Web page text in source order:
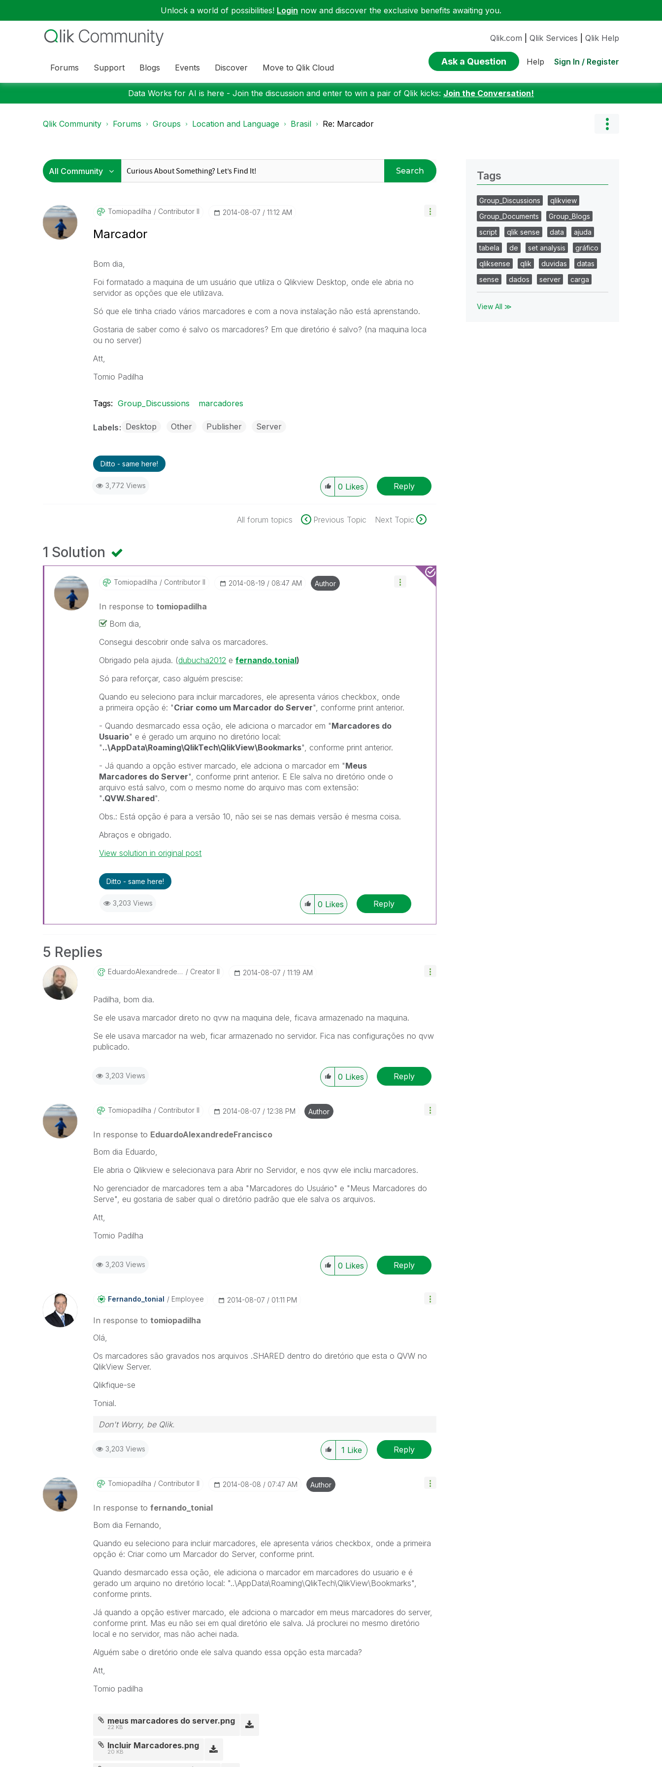
Unlock a world of possibilities! Login now and discover the exclusive benefits awaiting you.
Forums Support Blogs Events Discover Move to Qlik Cloud
Qlik.com Qlik Services Qlik Help
Ask a Question Help Sign In / Register
Data Works for AI is here - Join the discussion and enter to win a pair of Qlik kicks: Join the Conversation!
Qlik Community Forums Groups Location and Language Brasil Re: Marcador
Search
Tomiopadilha Contributor II ‎2014-08-07 11:12 AM
Marcador
Bom dia,
Foi formatado a maquina de um usuário que utiliza o Qlikview Desktop, onde ele abria no
servidor as opções que ele utilizava.
Só que ele tinha criado vários marcadores e com a nova instalação não está aprenstando.
Gostaria de saber como é salvo os marcadores? Em que diretório é salvo? (na maquina loca
ou no server)
Att,
Tomio Padilha
Tags: Group_Discussions marcadores
Labels Desktop Other Publisher Server
Ditto - same here!
3,772 Views 0 Likes Reply
All forum topics Previous Topic Next Topic
1 Solution
Tomiopadilha Contributor II ‎2014-08-19 08:47 AM Author
In response totomiopadilha
Bom dia,
Consegui descobrir onde salva os marcadores.
Obrigado pela ajuda. (dubucha2012 efernando.tonial)
Só para reforçar, caso alguém prescise:
Quando eu seleciono para incluir marcadores, ele apresenta vários checkbox, onde
a primeira opção é: "Criar como um Marcador do Server", conforme print anterior.
- Quando desmarcado essa oção, ele adiciona o marcador em "Marcadores do
Usuario" e é gerado um arquino no diretório local:
"..\AppData\Roaming\QlikTech\QlikView\Bookmarks", conforme print anterior.
- Já quando a opção estiver marcado, ele adciona o marcador em "Meus
Marcadores do Server", conforme print anterior. E Ele salva no diretório onde o
arquivo está salvo, com o mesmo nome do arquivo mas com extensão:
".QVW.Shared".
Obs.: Está opção é para a versão 10, não sei se nas demais versão é mesma coisa.
Abraços e obrigado.
View solution in original post
Ditto - same here!
3,203 Views 0 Likes Reply
5 Replies
EduardoAlexandrEdeFrancisco Creator II ‎2014-08-07 11:19 AM
Padilha, bom dia.
Se ele usava marcador direto no qvw na maquina dele, ficava armazenado na maquina.
Se ele usava marcador na web, ficar armazenado no servidor. Fica nas configurações no qvw
publicado.
3,203 Views 0 Likes Reply
Tomiopadilha Contributor II ‎2014-08-07 12:38 PM Author
In response to EduardoAlexandredeFrancisco
Bom dia Eduardo,
Ele abria o Qlikview e selecionava para Abrir no Servidor, e nos qvw ele incliu marcadores.
No gerenciador de marcadores tem a aba "Marcadores do Usuário" e "Meus Marcadores do
Serve", eu gostaria de saber qual o diretório padrão que ele salva os arquivos.
Att,
Tomio Padilha
3,203 Views 0 Likes Reply
Fernando_tonial Employee ‎2014-08-07 01:11 PM
In response to tomiopadilha
Olá,
Os marcadores são gravados nos arquivos .SHARED dentro do diretório que esta o QVW no
QlikView Server.
Qlikfique-se
Tonial.
Don't Worry, be Qlik.
3,203 Views 1 Like Reply
Tomiopadilha Contributor II ‎2014-08-08 07:47 AM Author
In response to fernando_tonial
Bom dia Fernando,
Quando eu seleciono para incluir marcadores, ele apresenta vários checkbox, onde a primeira
opção é: Criar como um Marcador do Server, conforme print.
Quando desmarcado essa oção, ele adiciona o marcador em marcadores do usuario e é
gerado um arquino no diretório local: "..\AppData\Roaming\QlikTech\QlikView\Bookmarks",
conforme prints.
Já quando a opção estiver marcado, ele adciona o marcador em meus marcadores do server,
conforme print. Mas eu não sei em qual diretório ele salva. Já proclurei no mesmo diretório
local e no servidor, mas não achei nada.
Alguém sabe o diretório onde ele salva quando essa opção esta marcada?
Att,
Tomio padilha
meus marcadores do server.png
22 KB
Incluir Marcadores.png
20 KB
Tags
Group_Discussions
qlikview
Group_Documents
Group_Blogs
script
qlik sense data
ajuda
tabela
de set analysis
gráfico
qliksense
qlik duvidas
datas
sense
dados server carga
View All ≫